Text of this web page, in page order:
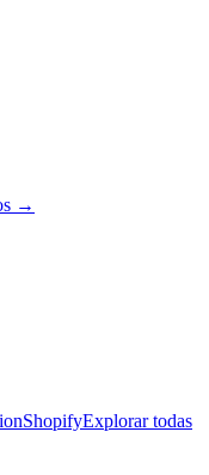
→
ShopifyExplorar todas